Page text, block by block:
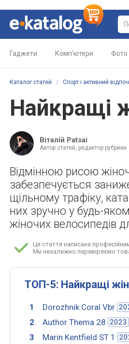
Гаджети Комп'ютери Фото
Каталог статей / Спорт і активний
Найкращі
Віталій Patsai
Автор статей, редактор рубрики
Відмінною рисою
забезпечується
щільному трафіку,
них зручно у будь-
жіночих велосипедів
Ця стаття написана
Ми незалежно перевіряємо
ТОП-5: Найкращі
Dorozhnik Coral Vbr
Author Thema 28 2023
Marin Kentfield ST 1